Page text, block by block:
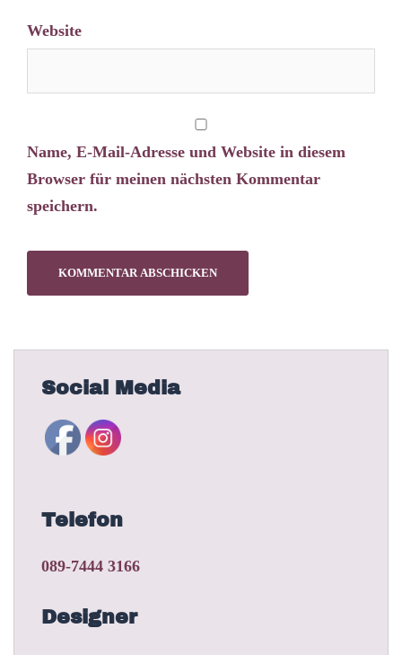
Website
Name, E-Mail-Adresse und Website in diesem
Browser für meinen nächsten Kommentar
speichern.
Social Media
Telefon
089-7444 3166
Designer